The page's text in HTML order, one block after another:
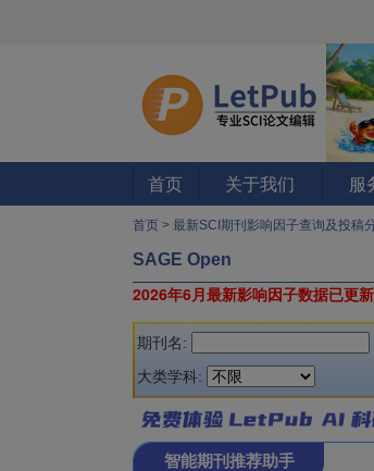
首页 关于我们 服
首页 > 最新SCI期刊影响因子查询及投稿
SAGE Open
2026年6月最新影响因子数据已更新
期刊名:
大类学科:
智能期刊推荐助手